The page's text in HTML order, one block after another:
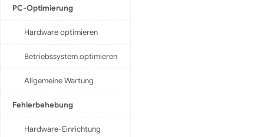
PC-Optimierung
Hardware optimieren
Betriebssystem optimieren
Allgemeine Wartung
Fehlerbehebung
Hardware-Einrichtung